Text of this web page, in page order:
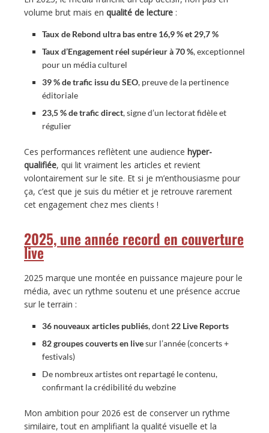
volume brut mais en qualité de lecture :
Taux de Rebond ultra bas entre 16,9 % et 29,7 %
Taux d’Engagement réel supérieur à 70 %, exceptionnel
pour un média culturel
39 % de trafic issu du SEO, preuve de la pertinence
éditoriale
23,5 % de trafic direct, signe d’un lectorat fidèle et
régulier
Ces performances reflètent une audience hyper-
qualifiée, qui lit vraiment les articles et revient
volontairement sur le site. Et si je m’enthousiasme pour
ça, c’est que je suis du métier et je retrouve rarement
cet engagement chez mes clients !
2025, une année record en couverture
live
2025 marque une montée en puissance majeure pour le
média, avec un rythme soutenu et une présence accrue
sur le terrain :
36 nouveaux articles publiés, dont22 Live Reports
82 groupes couverts en livesur l’année (concerts +
festivals)
De nombreux artistes ont repartagé le contenu,
confirmant la crédibilité du webzine
Mon ambition pour 2026 est de conserver un rythme
similaire, tout en amplifiant la qualité visuelle et la